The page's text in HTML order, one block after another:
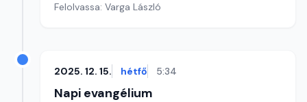
Felolvassa: Varga László
2025. 12. 15. hétfő 5:34
Napi evangélium